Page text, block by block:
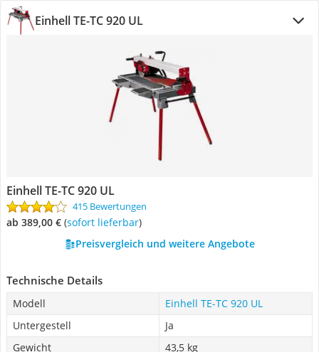
Einhell TE-TC 920 UL
Einhell TE-TC 920 UL
415 Bewertungen
ab 389,00 € ( Sofort lieferbar)
Preisvergleich und weitere Angebote
Technische Details
Modell
Einhell TE-TC 920 UL
Untergestell
Ja
Gewicht
43,5 kg